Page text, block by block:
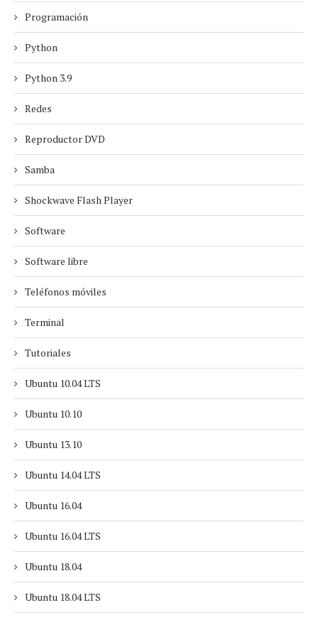
Programación
Python
Python 3.9
Redes
Reproductor DVD
Samba
Shockwave Flash Player
Software
Software libre
Teléfonos móviles
Terminal
Tutoriales
Ubuntu 10.04 LTS
Ubuntu 10.10
Ubuntu 13.10
Ubuntu 14.04 LTS
Ubuntu 16.04
Ubuntu 16.04 LTS
Ubuntu 18.04
Ubuntu 18.04 LTS